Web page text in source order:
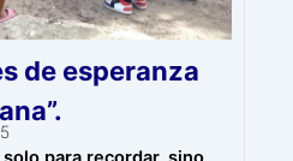
de esperanza